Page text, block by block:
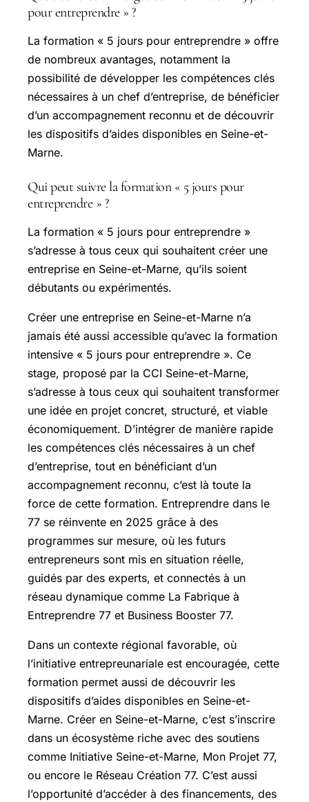
pour entreprendre » ?
La formation « 5 jours pour entreprendre » offre
de nombreux avantages, notamment la
possibilité de développer les compétences clés
nécessaires à un chef d’entreprise, de bénéficier
d’un accompagnement reconnu et de découvrir
les dispositifs d’aides disponibles en Seine-et-
Marne.
Qui peut suivre la formation « 5 jours pour
entreprendre » ?
La formation « 5 jours pour entreprendre »
s’adresse à tous ceux qui souhaitent créer une
entreprise en Seine-et-Marne, qu’ils soient
débutants ou expérimentés.
Créer une entreprise en Seine-et-Marne n’a
jamais été aussi accessible qu’avec la formation
intensive « 5 jours pour entreprendre ». Ce
stage, proposé par la CCI Seine-et-Marne,
s’adresse à tous ceux qui souhaitent transformer
une idée en projet concret, structuré, et viable
économiquement. D’intégrer de manière rapide
les compétences clés nécessaires à un chef
d’entreprise, tout en bénéficiant d’un
accompagnement reconnu, c’est là toute la
force de cette formation. Entreprendre dans le
77 se réinvente en 2025 grâce à des
programmes sur mesure, où les futurs
entrepreneurs sont mis en situation réelle,
guidés par des experts, et connectés à un
réseau dynamique comme La Fabrique à
Entreprendre 77 et Business Booster 77.
Dans un contexte régional favorable, où
l’initiative entrepreunariale est encouragée, cette
formation permet aussi de découvrir les
dispositifs d’aides disponibles en Seine-et-
Marne. Créer en Seine-et-Marne, c’est s’inscrire
dans un écosystème riche avec des soutiens
comme Initiative Seine-et-Marne, Mon Projet 77,
ou encore le Réseau Création 77. C’est aussi
l’opportunité d’accéder à des financements, des